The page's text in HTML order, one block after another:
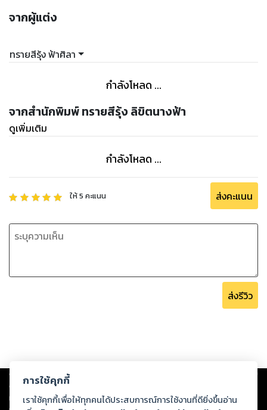
จากผู้แต่ง
ทรายสีรุ้ง ฟ้าศิลา
กำลังโหลด ...
จากสำนักพิมพ์ ทรายสีรุ้ง ลิขิตนางฟ้า
ดูเพิ่มเติม
กำลังโหลด ...
ให้5 คะแนน ส่งคะแนน
ส่งรีวิว
Copyright © 2026
ต่อผลงานหรือเนื้อหาใดที่อัปโหลดผ่านเว็บไซต์และปรากฏว่าละเมิดสิทธิใน
ทรัพย์สินทางปัญญาของบุคคลอื่นหรือขัดต่อกฎหมายและศีลธรรม ดังนั้น ผู้อ่าน
การใช้คุกกี้
เราใช้คุกกี้เพื่อให้ทุกคนได้ประสบการณ์การใช้งานที่ดียิ่งขึ้นอ่าน